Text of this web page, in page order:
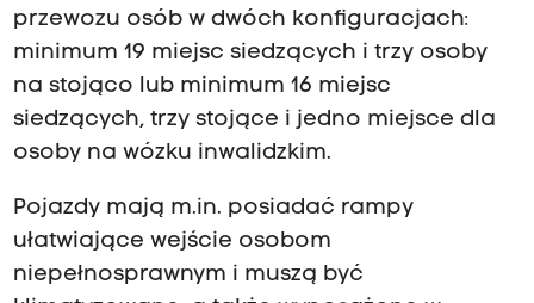
przewozu osób w dwóch konfiguracjach:
minimum 19 miejsc siedzących i trzy osoby
na stojąco lub minimum 16 miejsc
siedzących, trzy stojące i jedno miejsce dla
osoby na wózku inwalidzkim.
Pojazdy mają m.in. posiadać rampy
ułatwiające wejście osobom
niepełnosprawnym i muszą być